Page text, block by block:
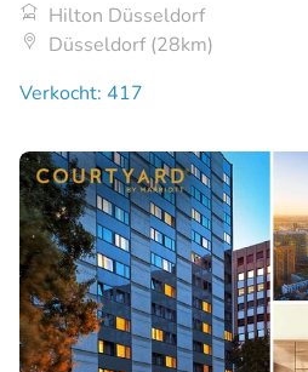
Hilton Düsseldorf
Düsseldorf (28km)
Verkocht: 417